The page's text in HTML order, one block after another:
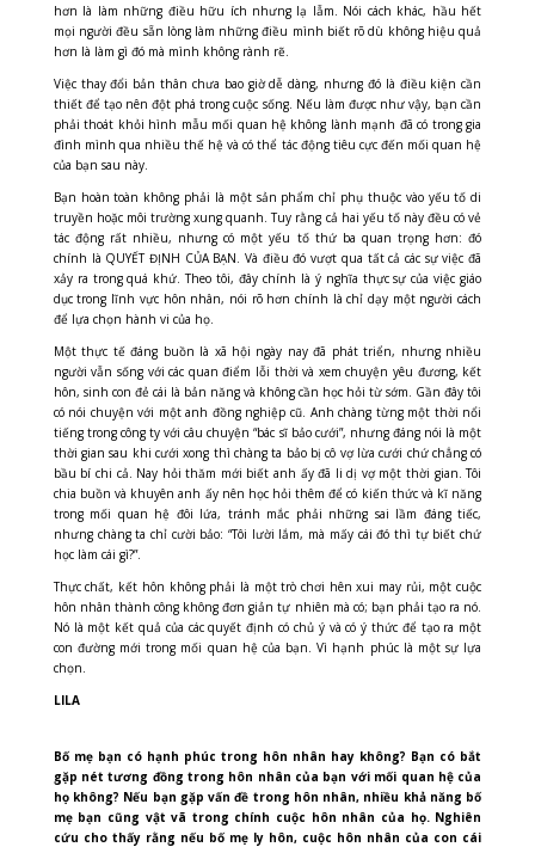
hơn là làm những điều hữu ích nhưng lạ lẫm. Nói cách khác, hầu hết
mọi người đều sẵn lòng làm những điều mình biết rõ dù không hiệu quả
hơn là làm gì đó mà mình không rành rẽ.
Việc thay đổi bản thân chưa bao giờ dễ dàng, nhưng đó là điều kiện cần
thiết để tạo nên đột phá trong cuộc sống. Nếu làm được như vậy, bạn cần
phải thoát khỏi hình mẫu mối quan hệ không lành mạnh đã có trong gia
đình mình qua nhiều thế hệ và có thể tác động tiêu cực đến mối quan hệ
của bạn sau này.
Bạn hoàn toàn không phải là một sản phẩm chỉ phụ thuộc vào yếu tố di
truyền hoặc môi trường xung quanh. Tuy rằng cả hai yếu tố này đều có vẻ
tác động rất nhiều, nhưng có một yếu tố thứ ba quan trọng hơn: đó
chính là QUYẾT ĐỊNH CỦA BẠN. Và điều đó vượt qua tất cả các sự việc đã
xảy ra trong quá khứ. Theo tôi, đây chính là ý nghĩa thực sự của việc giáo
dục trong lĩnh vực hôn nhân, nói rõ hơn chính là chỉ dạy một người cách
để lựa chọn hành vi của họ.
Một thực tế đáng buồn là xã hội ngày nay đã phát triển, nhưng nhiều
người vẫn sống với các quan điểm lỗi thời và xem chuyện yêu đương, kết
hôn, sinh con đẻ cái là bản năng và không cần học hỏi từ sớm. Gần đây tôi
có nói chuyện với một anh đồng nghiệp cũ. Anh chàng từng một thời nổi
tiếng trong công ty với câu chuyện “bác sĩ bảo cưới”, nhưng đáng nói là một
thời gian sau khi cưới xong thì chàng ta bảo bị cô vợ lừa cưới chứ chẳng có
bầu bí chi cả. Nay hỏi thăm mới biết anh ấy đã li dị vợ một thời gian. Tôi
chia buồn và khuyên anh ấy nên học hỏi thêm để có kiến thức và kĩ năng
trong mối quan hệ đôi lứa, tránh mắc phải những sai lầm đáng tiếc,
nhưng chàng ta chỉ cười bảo: “Tôi lười lắm, mà mấy cái đó thì tự biết chứ
học làm cái gì?”.
Thực chất, kết hôn không phải là một trò chơi hên xui may rủi, một cuộc
hôn nhân thành công không đơn giản tự nhiên mà có; bạn phải tạo ra nó.
Nó là một kết quả của các quyết định có chủ ý và có ý thức để tạo ra một
con đường mới trong mối quan hệ của bạn. Vì hạnh phúc là một sự lựa
chọn.
LILA
Bố mẹ bạn có hạnh phúc trong hôn nhân hay không? Bạn có bắt
gặp nét tương đồng trong hôn nhân của bạn với mối quan hệ của
họ không? Nếu bạn gặp vấn đề trong hôn nhân, nhiều khả năng bố
mẹ bạn cũng vật vã trong chính cuộc hôn nhân của họ. Nghiên
cứu cho thấy rằng nếu bố mẹ ly hôn, cuộc hôn nhân của con cái